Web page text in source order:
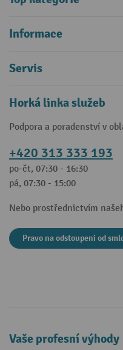
Informace
Servis
Horká linka služeb
Podpora a poradenství v
+420 313 333 193
po-čt, 07:30 - 16:30
pá, 07:30 - 15:00
Nebo prostřednictvím
Pravo na odstoupeni od
Vaše profesní výhody